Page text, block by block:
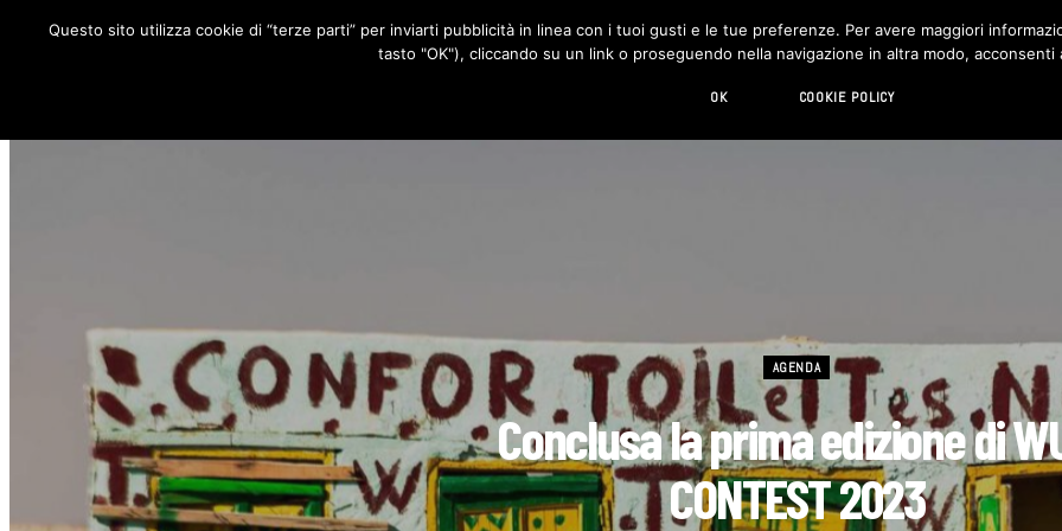
RUBRICHE DESIGN LIVING HI-TECH CHI SIAMO
AGENDA
Conclusa la prima edizione di
CONTEST 2023
Questo sito utilizza cookie di “terze parti” per inviarti pubblicità in linea con i tuoi gusti e le tue preferenze. Per avere maggiori
tasto "OK"), cliccando su un link o proseguendo nella navigazione in altra modo, acconsenti
OK COOKIE POLICY